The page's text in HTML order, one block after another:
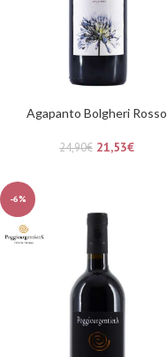
Agapanto Bolgheri Rosso
24,90€ 21,53€
-6%